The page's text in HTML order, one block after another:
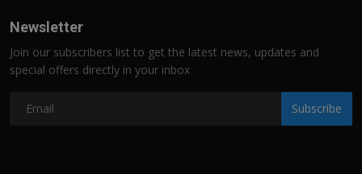
Newsletter
Join our subscribers list to get the latest news, updates and
special offers directly in your inbox
Subscribe